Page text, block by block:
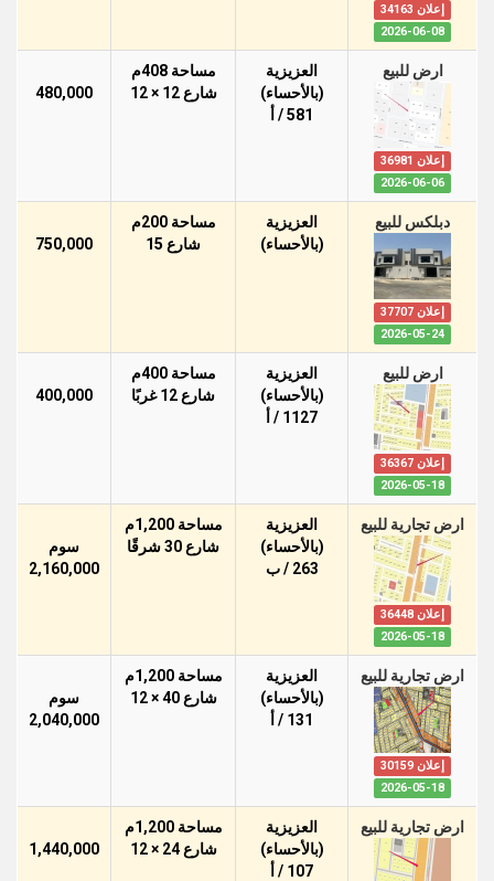
إعلان 34163
2026-06-08
ارض للبيع
إعلان 36981
2026-06-06
العزيزية
(بالأحساء)
581 / أ
مساحة 408م
شارع 12 × 12
480,000
دبلكس للبيع
إعلان 37707
2026-05-24
العزيزية
(بالأحساء)
مساحة 200م
شارع 15
750,000
ارض للبيع
إعلان 36367
2026-05-18
العزيزية
(بالأحساء)
1127 / أ
مساحة 400م
شارع 12 غربًا
400,000
ارض تجارية للبيع
إعلان 36448
2026-05-18
العزيزية
(بالأحساء)
263 / ب
مساحة 1,200م
شارع 30 شرقًا
سوم
2,160,000
ارض تجارية للبيع
إعلان 30159
2026-05-18
العزيزية
(بالأحساء)
131 / أ
مساحة 1,200م
شارع 40 × 12
سوم
2,040,000
ارض تجارية للبيع
العزيزية
(بالأحساء)
107 / أ
مساحة 1,200م
شارع 24 × 12
1,440,000